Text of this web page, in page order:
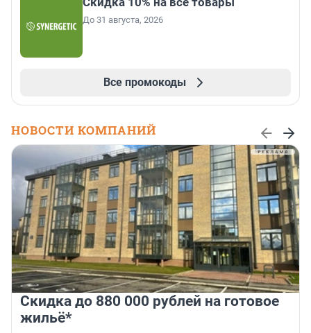
До 31 августа, 2026
Все промокоды
НОВОСТИ КОМПАНИЙ
Скидка до 880 000 рублей на готовое
жильё*